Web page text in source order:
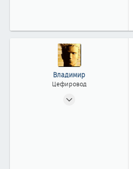
Владимир
Цефировод